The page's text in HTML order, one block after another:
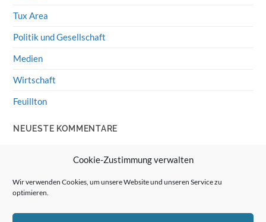
Cookie-Zustimmung verwalten
Wir verwenden Cookies, um unsere Website und unseren Service zu
optimieren.
Tux Area
Politik und Gesellschaft
Medien
Wirtschaft
Feuillton
NEUESTE KOMMENTARE
Wolff von Rechenberg